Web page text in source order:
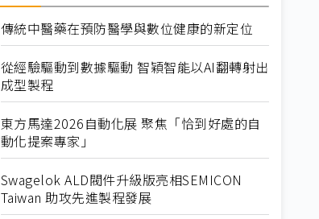
傳統中醫藥在預防醫學與數位健康的新定位
從經驗驅動到數據驅動 智穎智能以AI翻轉射出
成型製程
東方馬達2026自動化展 聚焦「恰到好處的自
動化提案專家」
Swagelok ALD閥件升級版亮相SEMICON
Taiwan 助攻先進製程發展